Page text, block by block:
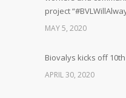
project
MAY 5, 2020
Biovalys kicks off
APRIL 30, 2020